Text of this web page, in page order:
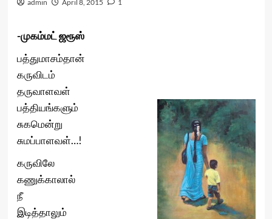
admin April 8, 2015 1
-முகம்மட் ஜரூஸ்
பத்துமாசம்தான்
கருவிடம்
தருவாளவள்
பத்தியங்களும்
சுகமென்று
சுமப்பாளவள்…!
கருவிலே
கணுக்காலால்
நீ
இடித்தாலும்